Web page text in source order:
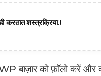
करतात शस्त्रक्रिया.!
बाज़ार को फ़ॉलो करें और